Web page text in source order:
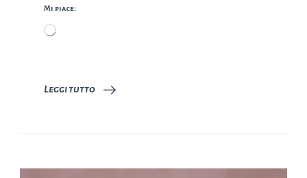
Mi piace:
Caricamento
Leggi tutto